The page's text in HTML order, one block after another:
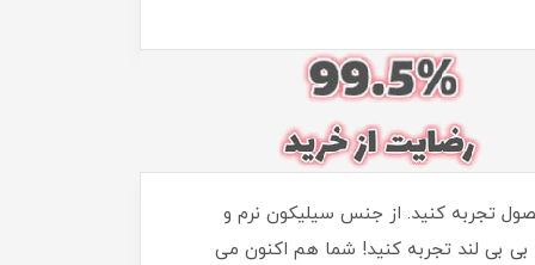
تجربه کنید. از جنس سیلیکون نرم و
بی لند تجربه کنید! شما هم اکنون می